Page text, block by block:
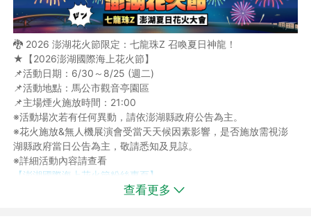
🐉 2026 澎湖花火節限定：七龍珠Z 召喚夏日神龍！
★【2026澎湖國際海上花火節】
📌活動日期：6/30～8/25 (週二)
📌活動地點：馬公市觀音亭園區
📌主場煙火施放時間：21:00
※活動場次若有任何異動，請依澎湖縣政府公告為主。
※花火施放&無人機展演會受當天天候因素影響，是否施放需視澎
湖縣政府當日公告為主，敬請悉知及見諒。
※詳細活動內容請查看
【澎湖國際海上花火節粉絲專頁】
查看更多